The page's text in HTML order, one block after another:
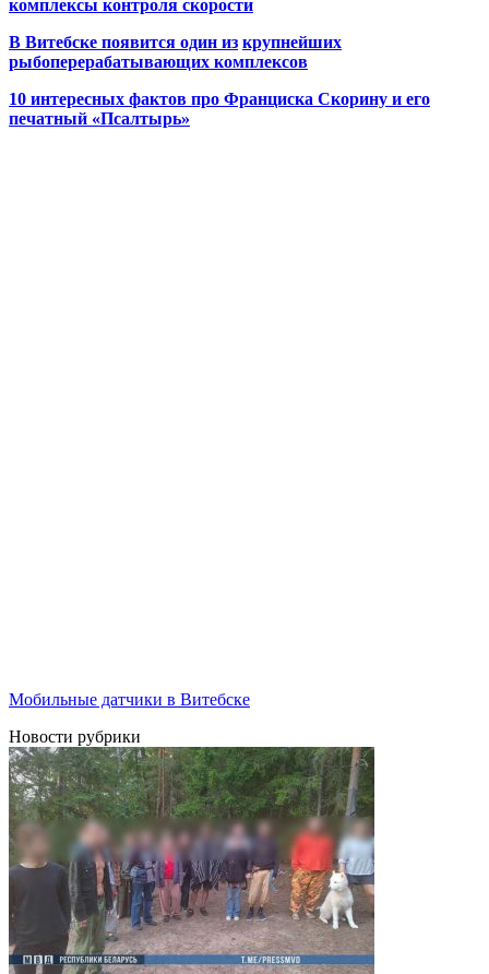
комплексы контроля скорости
В Витебске появится один из крупнейших
рыбоперерабатывающих комплексов
10 интересных фактов про Франциска Скорину и его
печатный «Псалтырь»
Мобильные датчики в Витебске
Новости рубрики